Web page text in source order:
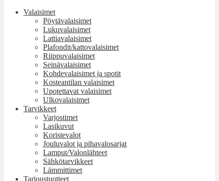
Valaisimet
Pöytävalaisimet
Lukuvalaisimet
Lattiavalaisimet
Plafondit/kattovalaisimet
Riippuvalaisimet
Seinävalaisimet
Kohdevalaisimet ja spotit
Kosteantilan valaisimet
Upotettavat valaisimet
Ulkovalaisimet
Tarvikkeet
Varjostimet
Lasikuvut
Koristevalot
Jouluvalot ja pihavalosarjat
Lamput/Valonlähteet
Sähkötarvikkeet
Lämmittimet
Tarjoustuotteet